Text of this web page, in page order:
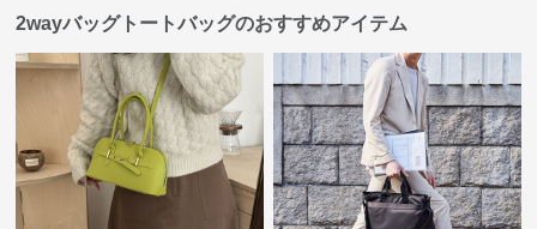
2wayバッグトートバッグのおすすめアイテム